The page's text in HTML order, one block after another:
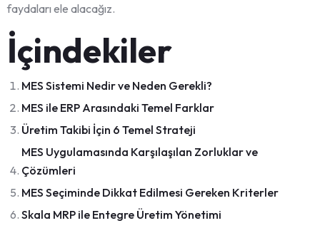
faydaları ele alacağız.
İçindekiler
MES Sistemi Nedir ve Neden Gerekli?
MES ile ERP Arasındaki Temel Farklar
Üretim Takibi İçin 6 Temel Strateji
MES Uygulamasında Karşılaşılan Zorluklar ve
Çözümleri
MES Seçiminde Dikkat Edilmesi Gereken Kriterler
Skala MRP ile Entegre Üretim Yönetimi